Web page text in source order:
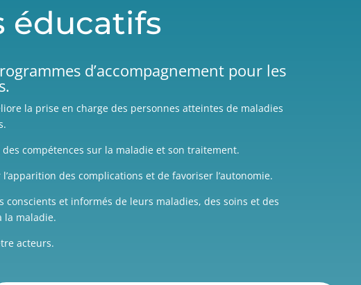
éducatifs
d’accompagnement pour les
la prise en charge des personnes atteintes de maladies
compétences sur la maladie et son traitement.
des complications et de favoriser l’autonomie.
et informés de leurs maladies, des soins et des
la maladie.
acteurs.